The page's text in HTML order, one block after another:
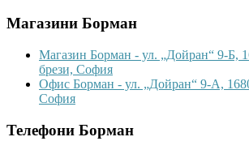
Магазини Борман
Магазин Борман - ул. „Дойран“ 9-Б,
брези, София
Офис Борман - ул. „Дойран“ 9-А,
София
Телефони Борман